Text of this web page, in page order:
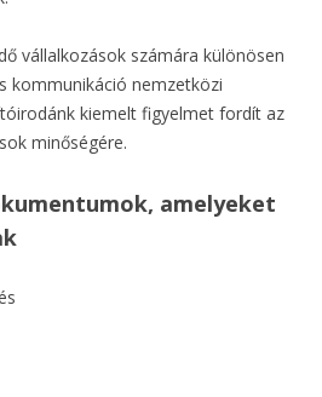
vállalkozások számára különösen
kommunikáció nemzetközi
kiemelt figyelmet fordít az
minőségére.
amelyeket